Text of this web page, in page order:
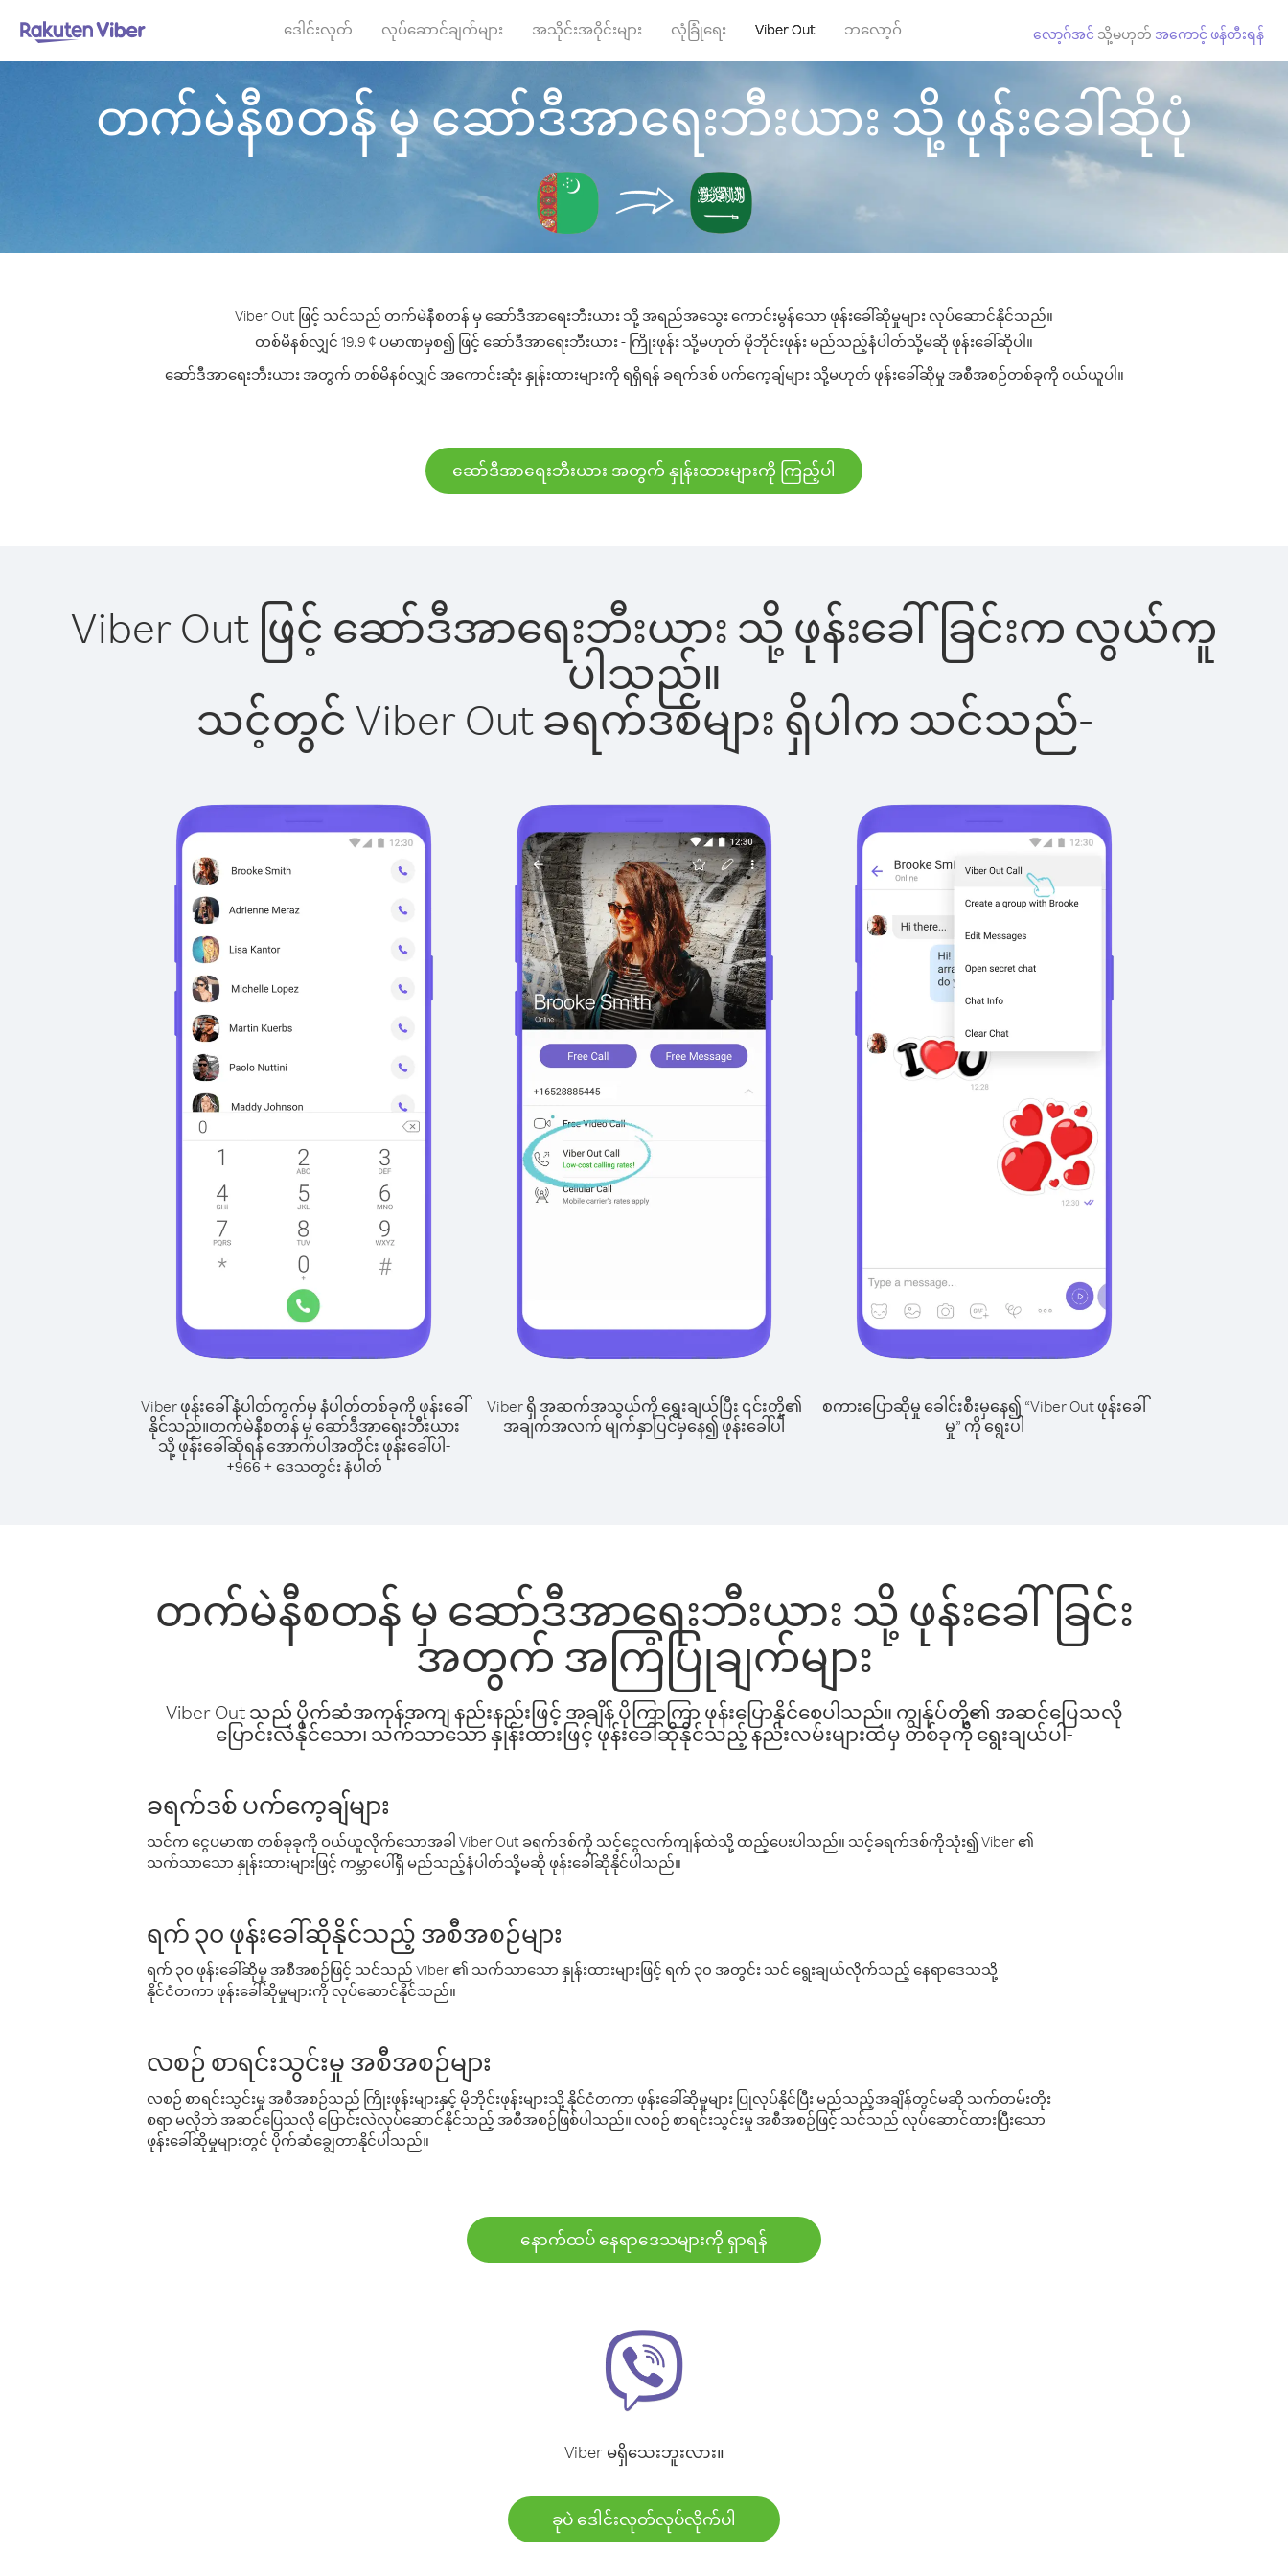
ဒေါင်းလုတ် လုပ်ဆောင်ချက်များ အသိုင်းအဝိုင်းများ လုံခြုံရေး Viber Out ဘလော့ဂ် လော့ဂ်အင် သို့မဟုတ် အကောင့် ဖန်တီးရန်
တက်မဲနီစတန် မှ ဆော်ဒီအာရေးဘီးယား သို့ ဖုန်းခေါ်ဆိုပုံ
Viber Out ဖြင့် သင်သည် တက်မဲနီစတန် မှ ဆော်ဒီအာရေးဘီးယား သို့ အရည်အသွေး ကောင်းမွန်သော ဖုန်းခေါ်ဆိုမှုများ လုပ်ဆောင်နိုင်သည်။
တစ်မိနစ်လျှင် 19.9 ¢ ပမာဏမှစ၍ ဖြင့် ဆော်ဒီအာရေးဘီးယား - ကြိုးဖုန်း သို့မဟုတ် မိုဘိုင်းဖုန်း မည်သည့်နံပါတ်သို့မဆို ဖုန်းခေါ်ဆိုပါ။
ဆော်ဒီအာရေးဘီးယား အတွက် တစ်မိနစ်လျှင် အကောင်းဆုံး နှုန်းထားများကို ရရှိရန် ခရက်ဒစ် ပက်ကေ့ချ်များ သို့မဟုတ် ဖုန်းခေါ်ဆိုမှု အစီအစဉ်တစ်ခုကို ဝယ်ယူပါ။
ဆော်ဒီအာရေးဘီးယား အတွက် နှုန်းထားများကို ကြည့်ပါ
Viber Out ဖြင့် ဆော်ဒီအာရေးဘီးယား သို့ ဖုန်းခေါ်ခြင်းက လွယ်ကူ
ပါသည်။
သင့်တွင် Viber Out ခရက်ဒစ်များ ရှိပါက သင်သည်-
Viber ဖုန်းခေါ်နံပါတ်ကွက်မှ နံပါတ်တစ်ခုကို ဖုန်းခေါ်
နိုင်သည်။တက်မဲနီစတန် မှ ဆော်ဒီအာရေးဘီးယား
သို့ ဖုန်းခေါ်ဆိုရန် အောက်ပါအတိုင်း ဖုန်းခေါ်ပါ-
+966 + ဒေသတွင်း နံပါတ်
Viber ရှိ အဆက်အသွယ်ကို ရွေးချယ်ပြီး ၎င်းတို့၏
အချက်အလက် မျက်နှာပြင်မှနေ၍ ဖုန်းခေါ်ပါ
စကားပြောဆိုမှု ခေါင်းစီးမှနေ၍ “Viber Out ဖုန်းခေါ်
မှု” ကို ရွေးပါ
တက်မဲနီစတန် မှ ဆော်ဒီအာရေးဘီးယား သို့ ဖုန်းခေါ်ခြင်း
အတွက် အကြံပြုချက်များ
Viber Out သည် ပိုက်ဆံအကုန်အကျ နည်းနည်းဖြင့် အချိန် ပိုကြာကြာ ဖုန်းပြောနိုင်စေပါသည်။ ကျွန်ုပ်တို့၏ အဆင်ပြေသလို
ပြောင်းလဲနိုင်သော၊ သက်သာသော နှုန်းထားဖြင့် ဖုန်းခေါ်ဆိုနိုင်သည့် နည်းလမ်းများထဲမှ တစ်ခုကို ရွေးချယ်ပါ-
ခရက်ဒစ် ပက်ကေ့ချ်များ
သင်က ငွေပမာဏ တစ်ခုခုကို ဝယ်ယူလိုက်သောအခါ Viber Out ခရက်ဒစ်ကို သင့်ငွေလက်ကျန်ထဲသို့ ထည့်ပေးပါသည်။ သင့်ခရက်ဒစ်ကိုသုံး၍ Viber ၏
သက်သာသော နှုန်းထားများဖြင့် ကမ္ဘာပေါ်ရှိ မည်သည့်နံပါတ်သို့မဆို ဖုန်းခေါ်ဆိုနိုင်ပါသည်။
ရက် ၃၀ ဖုန်းခေါ်ဆိုနိုင်သည့် အစီအစဉ်များ
ရက် ၃၀ ဖုန်းခေါ်ဆိုမှု အစီအစဉ်ဖြင့် သင်သည် Viber ၏ သက်သာသော နှုန်းထားများဖြင့် ရက် ၃၀ အတွင်း သင် ရွေးချယ်လိုက်သည့် နေရာဒေသသို့
နိုင်ငံတကာ ဖုန်းခေါ်ဆိုမှုများကို လုပ်ဆောင်နိုင်သည်။
လစဉ် စာရင်းသွင်းမှု အစီအစဉ်များ
လစဉ် စာရင်းသွင်းမှု အစီအစဉ်သည် ကြိုးဖုန်းများနှင့် မိုဘိုင်းဖုန်းများသို့ နိုင်ငံတကာ ဖုန်းခေါ်ဆိုမှုများ ပြုလုပ်နိုင်ပြီး မည်သည့်အချိန်တွင်မဆို သက်တမ်းတိုး
စရာ မလိုဘဲ အဆင်ပြေသလို ပြောင်းလဲလုပ်ဆောင်နိုင်သည့် အစီအစဉ်ဖြစ်ပါသည်။ လစဉ် စာရင်းသွင်းမှု အစီအစဉ်ဖြင့် သင်သည် လုပ်ဆောင်ထားပြီးသော
ဖုန်းခေါ်ဆိုမှုများတွင် ပိုက်ဆံချွေတာနိုင်ပါသည်။
နောက်ထပ် နေရာဒေသများကို ရှာရန်
Viber မရှိသေးဘူးလား။
ခုပဲ ဒေါင်းလုတ်လုပ်လိုက်ပါ